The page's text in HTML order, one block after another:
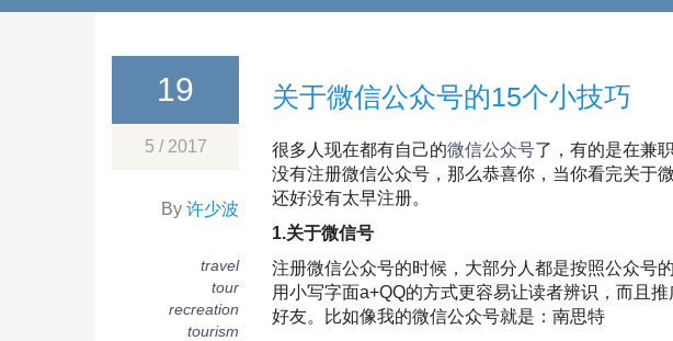
19
5 / 2017
By许少波
travel
tour
recreation
tourism
关于微信公众号的15个小技巧
很多人现在都有自己的微信公众号了，有的是在兼
没有注册微信公众号，那么恭喜你，当你看完关于
还好没有太早注册。
1.关于微信号
注册微信公众号的时候，大部分人都是按照公众号
用小写字面a+QQ的方式更容易让读者辨识，而且
好友。比如像我的微信公众号就是：南思特